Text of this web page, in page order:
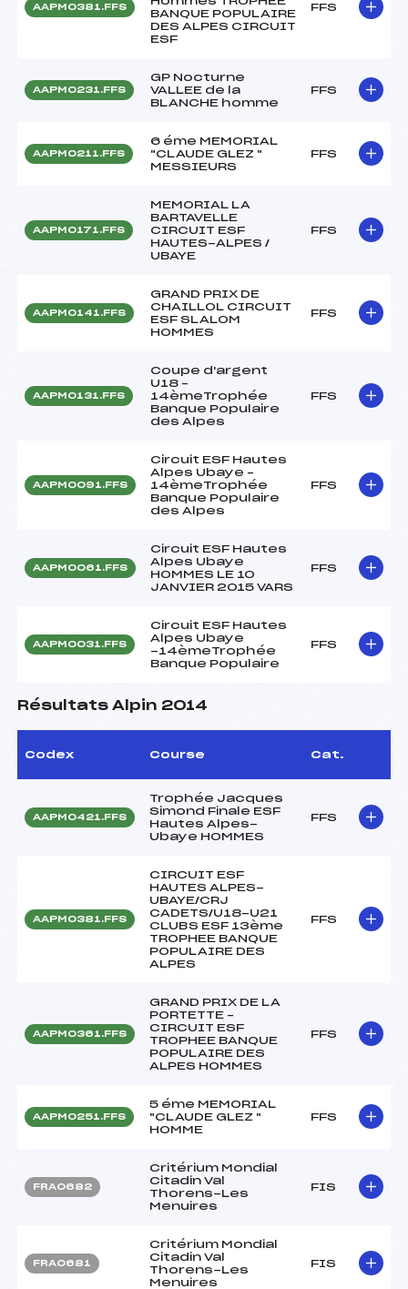
AAPM0381.FFS
BANQUE POPULAIRE
DES ALPES CIRCUIT
ESF
FFS
AAPM0231.FFS
GP Nocturne
VALLEE de la
BLANCHE homme
FFS
AAPM0211.FFS
6 éme MEMORIAL
"CLAUDE GLEZ "
MESSIEURS
FFS
AAPM0171.FFS
MEMORIAL LA
BARTAVELLE
CIRCUIT ESF
HAUTES-ALPES /
UBAYE
FFS
AAPM0141.FFS
GRAND PRIX DE
CHAILLOL CIRCUIT
ESF SLALOM
HOMMES
FFS
AAPM0131.FFS
Coupe d'argent
U18 –
14èmeTrophée
Banque Populaire
des Alpes
FFS
AAPM0091.FFS
Circuit ESF Hautes
Alpes Ubaye –
14èmeTrophée
Banque Populaire
des Alpes
FFS
AAPM0061.FFS
Circuit ESF Hautes
Alpes Ubaye
HOMMES LE 10
JANVIER 2015 VARS
FFS
AAPM0031.FFS
Circuit ESF Hautes
Alpes Ubaye
-14èmeTrophée
Banque Populaire
FFS
Résultats Alpin 2014
Codex Course Cat.
AAPM0421.FFS
Trophée Jacques
Simond Finale ESF
Hautes Alpes-
Ubaye HOMMES
FFS
AAPM0381.FFS
CIRCUIT ESF
HAUTES ALPES-
UBAYE/CRJ
CADETS/U18-U21
CLUBS ESF 13ème
TROPHEE BANQUE
POPULAIRE DES
ALPES
FFS
AAPM0361.FFS
GRAND PRIX DE LA
PORTETTE –
CIRCUIT ESF
TROPHEE BANQUE
POPULAIRE DES
ALPES HOMMES
FFS
AAPM0251.FFS
5 éme MEMORIAL
"CLAUDE GLEZ "
HOMME
FFS
FRA0682
Critérium Mondial
Citadin Val
Thorens-Les
Menuires
FIS
FRA0681
Critérium Mondial
Citadin Val
Thorens-Les
Menuires
FIS